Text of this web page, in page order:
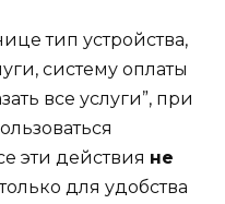
тип устройства,
систему оплаты
все услуги”, при
эти действия не
для удобства